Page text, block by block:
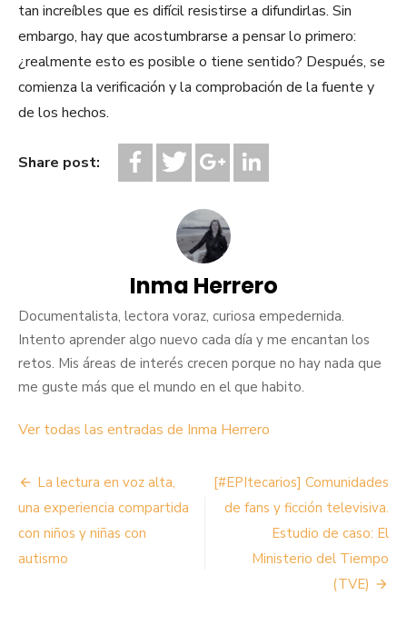
tan increíbles que es difícil resistirse a difundirlas. Sin
embargo, hay que acostumbrarse a pensar lo primero:
¿realmente esto es posible o tiene sentido? Después, se
comienza la verificación y la comprobación de la fuente y
de los hechos.
Share post:
Inma Herrero
Documentalista, lectora voraz, curiosa empedernida.
Intento aprender algo nuevo cada día y me encantan los
retos. Mis áreas de interés crecen porque no hay nada que
me guste más que el mundo en el que habito.
Ver todas las entradas de Inma Herrero
Navegación
de
entradas
La lectura en voz alta,
una experiencia compartida
con niños y niñas con
autismo
[#EPItecarios] Comunidades
de fans y ficción televisiva.
Estudio de caso: El
Ministerio del Tiempo
(TVE)